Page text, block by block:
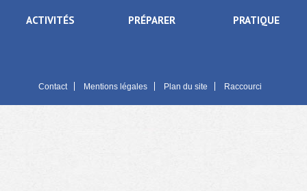
ACTIVITÉS PRÉPARER PRATIQUE
Contact Mentions légales Plan du site Raccourci